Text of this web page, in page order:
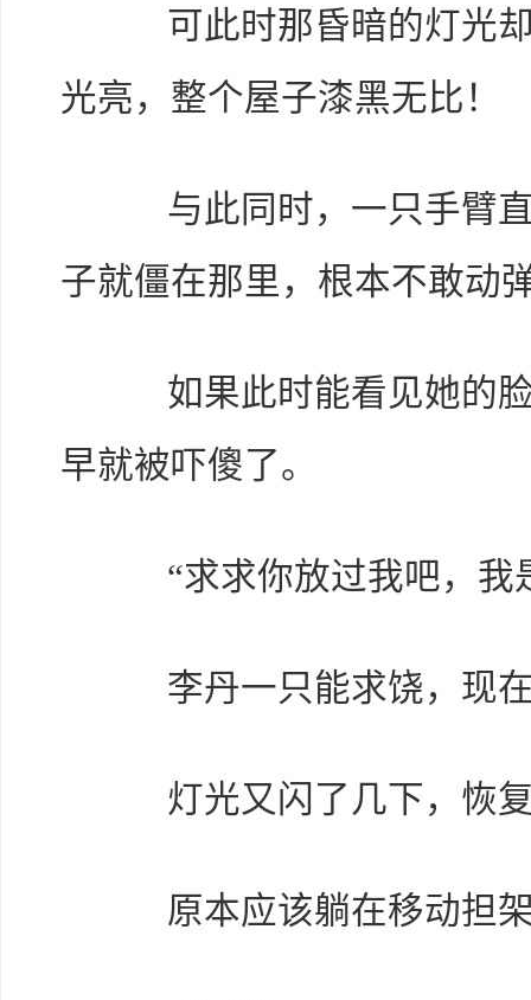
可此时那昏暗的灯光却
光亮，整个屋子漆黑无比！
与此同时，一只手臂直
子就僵在那里，根本不敢动
如果此时能看见她的脸
早就被吓傻了。
“求求你放过我吧，我
李丹一只能求饶，现在
灯光又闪了几下，恢复
原本应该躺在移动担架